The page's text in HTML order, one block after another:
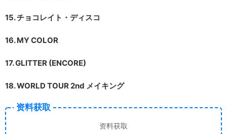
15. チョコレイト・ディスコ
16. MY COLOR
17. GLITTER (ENCORE)
18. WORLD TOUR 2nd メイキング
资料获取
资料获取